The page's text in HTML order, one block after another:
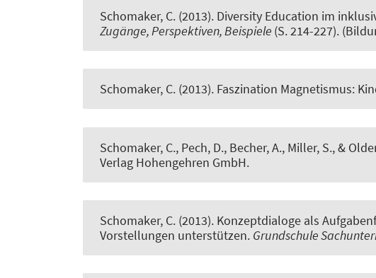
Schomaker, C. (2013). Diversity Education im
Zugänge, Perspektiven, Beispiele (S. 214-227).
Schomaker, C. (2013). Faszination Magnetismus:
Schomaker, C., Pech, D., Becher, A., Miller, S., &
Verlag Hohengehren GmbH.
Schomaker, C. (2013). Konzeptdialoge als
Vorstellungen unterstützen. Grundschule